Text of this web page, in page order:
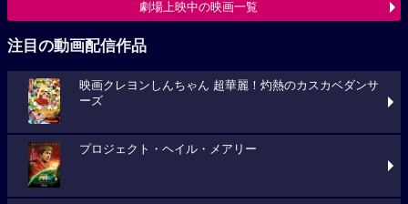
劇場上映中の映画一覧
注目の動画配信作品
映画クレヨンしんちゃん 超華麗！灼熱のカスカベダンサ
ーズ
プロジェクト・ヘイル・メアリー